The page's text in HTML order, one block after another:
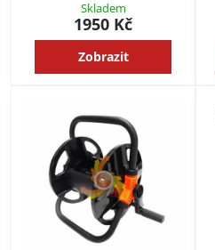
Skladem
1950 Kč
Zobrazit